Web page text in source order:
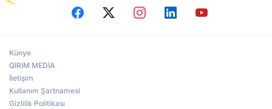
Künye
QIRIM MEDİA
İletişim
Kullanım Şartnamesi
Gizlilik Politikası